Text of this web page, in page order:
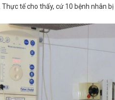
tế cho thấy, cứ 10 bệnh nhân